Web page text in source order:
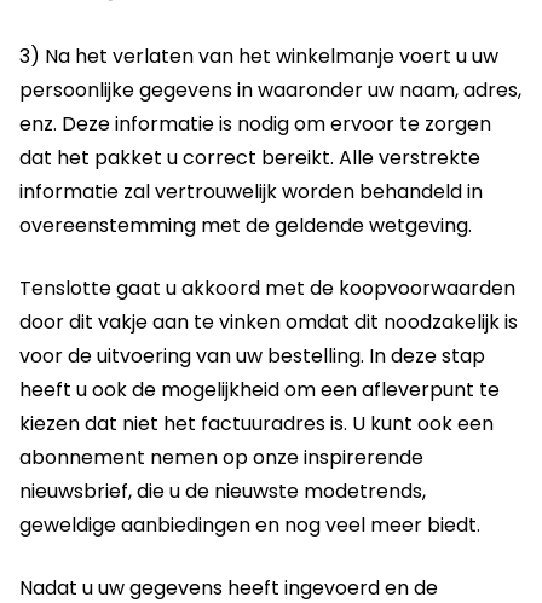
3) Na het verlaten van het winkelmanje voert u uw
persoonlijke gegevens in waaronder uw naam, adres,
enz. Deze informatie is nodig om ervoor te zorgen
dat het pakket u correct bereikt. Alle verstrekte
informatie zal vertrouwelijk worden behandeld in
overeenstemming met de geldende wetgeving.
Tenslotte gaat u akkoord met de koopvoorwaarden
door dit vakje aan te vinken omdat dit noodzakelijk is
voor de uitvoering van uw bestelling. In deze stap
heeft u ook de mogelijkheid om een afleverpunt te
kiezen dat niet het factuuradres is. U kunt ook een
abonnement nemen op onze inspirerende
nieuwsbrief, die u de nieuwste modetrends,
geweldige aanbiedingen en nog veel meer biedt.
Nadat u uw gegevens heeft ingevoerd en de